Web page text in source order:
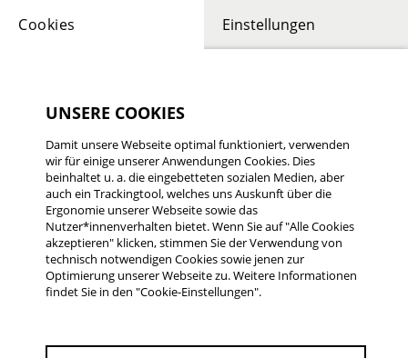
Publikumspreise
1. Platz: 5.000 Euro
Der mit 5.000 Euro dotierte erste Preis der
Rüsselsheimer Filmtage wird zusammen
mit der abgebildeten Trophäe überreicht.
Die massiv gegossene Bronzeplastik wiegt 488 Gramm
Logo der Rüsselsheimer Filmtage.
Cookies Einstellungen
UNSERE COOKIES
Damit unsere Webseite optimal funktioniert, verwenden
wir für einige unserer Anwendungen Cookies. Dies
beinhaltet u. a. die eingebetteten sozialen Medien, aber
auch ein Trackingtool, welches uns Auskunft über die
Ergonomie unserer Webseite sowie das
Nutzer*innenverhalten bietet. Wenn Sie auf "Alle Cookies
akzeptieren" klicken, stimmen Sie der Verwendung von
technisch notwendigen Cookies sowie jenen zur
Optimierung unserer Webseite zu. Weitere Informationen
findet Sie in den "Cookie-Einstellungen".